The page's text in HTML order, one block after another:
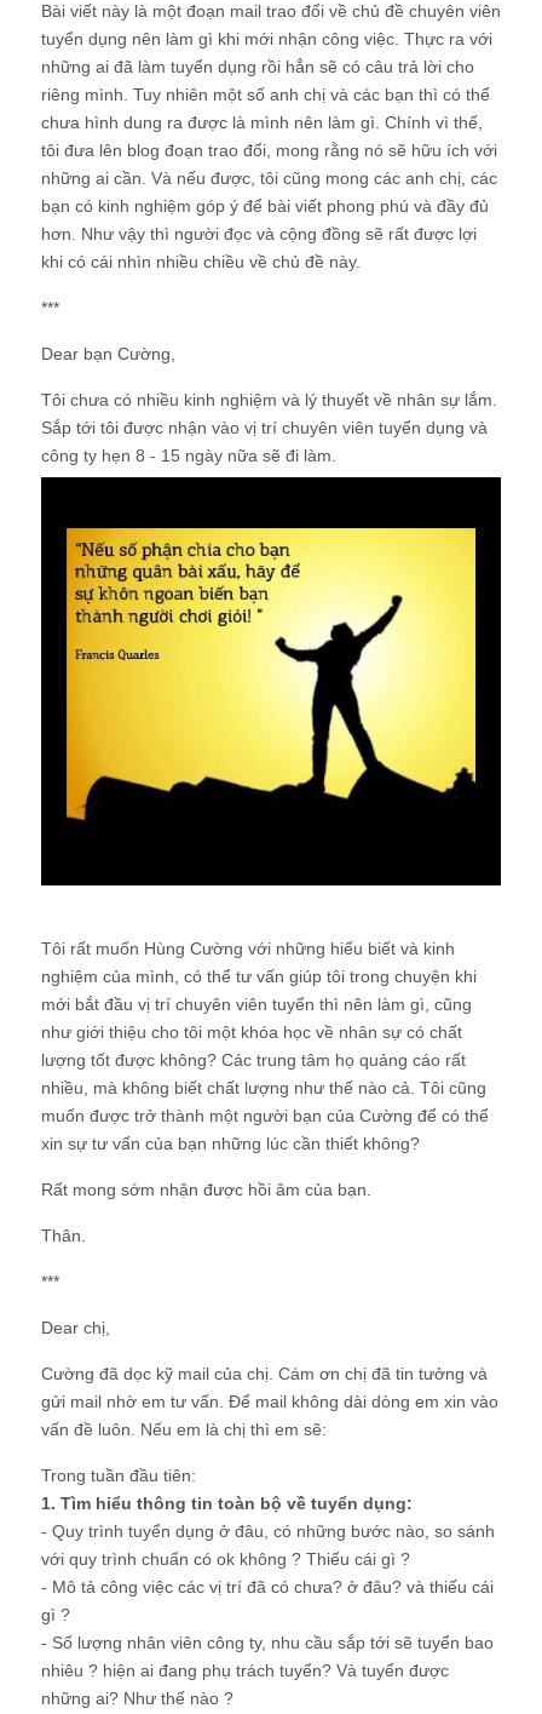
Bài viết này là một đoạn mail trao đổi về chủ đề chuyên viên
tuyển dụng nên làm gì khi mới nhận công việc. Thực ra với
những ai đã làm tuyển dụng rồi hẳn sẽ có câu trả lời cho
riêng mình. Tuy nhiên một số anh chị và các bạn thì có thể
chưa hình dung ra được là mình nên làm gì. Chính vì thế,
tôi đưa lên blog đoạn trao đổi, mong rằng nó sẽ hữu ích với
những ai cần. Và nếu được, tôi cũng mong các anh chị, các
bạn có kinh nghiệm góp ý để bài viết phong phú và đầy đủ
hơn. Như vậy thì người đọc và cộng đồng sẽ rất được lợi
khi có cái nhìn nhiều chiều về chủ đề này.
***
Dear bạn Cường,
Tôi chưa có nhiều kinh nghiệm và lý thuyết về nhân sự lắm.
Sắp tới tôi được nhận vào vị trí chuyên viên tuyển dụng và
công ty hẹn 8 - 15 ngày nữa sẽ đi làm.
Tôi rất muốn Hùng Cường với những hiểu biết và kinh
nghiệm của mình, có thể tư vấn giúp tôi trong chuyện khi
mới bắt đầu vị trí chuyên viên tuyển thì nên làm gì, cũng
như giới thiệu cho tôi một khóa học về nhân sự có chất
lượng tốt được không? Các trung tâm họ quảng cáo rất
nhiều, mà không biết chất lượng như thế nào cả. Tôi cũng
muốn được trở thành một người bạn của Cường để có thể
xin sự tư vấn của bạn những lúc cần thiết không?
Rất mong sớm nhận được hồi âm của bạn.
Thân.
***
Dear chị,
Cường đã dọc kỹ mail của chị. Cám ơn chị đã tin tưởng và
gửi mail nhờ em tư vấn. Để mail không dài dòng em xin vào
vấn đề luôn. Nếu em là chị thì em sẽ:
Trong tuần đầu tiên:
1. Tìm hiểu thông tin toàn bộ về tuyển dụng:
- Quy trình tuyển dụng ở đâu, có những bước nào, so sánh
với quy trình chuẩn có ok không ? Thiếu cái gì ?
- Mô tả công việc các vị trí đã có chưa? ở đâu? và thiếu cái
gì ?
- Số lượng nhân viên công ty, nhu cầu sắp tới sẽ tuyển bao
nhiêu ? hiện ai đang phụ trách tuyển? Và tuyển được
những ai? Như thế nào ?